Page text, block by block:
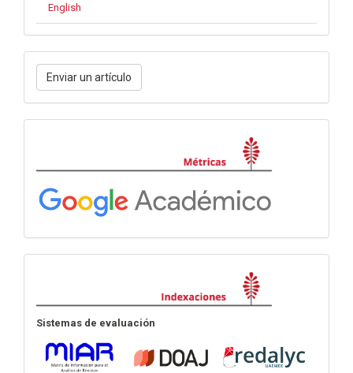
English
Enviar
un
artículo
Enviar un artículo
Sistemas de evaluación